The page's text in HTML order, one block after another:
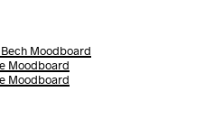
Moodboard
Moodboard
Moodboard